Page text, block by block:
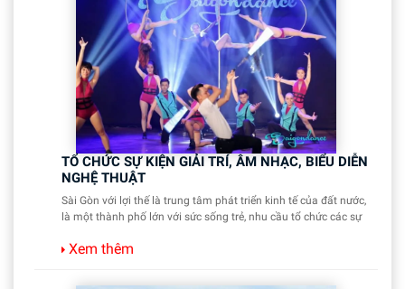
TỔ CHỨC SỰ KIỆN GIẢI TRÍ, ÂM NHẠC, BIỂU DIỄN
NGHỆ THUẬT
Sài Gòn với lợi thế là trung tâm phát triển kinh tế của đất nước,
là một thành phố lớn với sức sống trẻ, nhu cầu tổ chức các sự
Xem thêm